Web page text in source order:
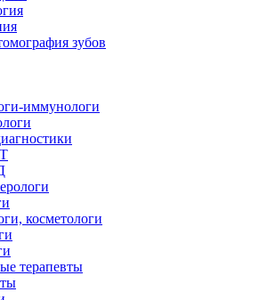
зубов
иммунологи
косметологи
терапевты